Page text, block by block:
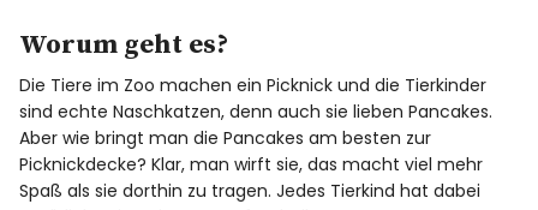
Worum geht es?
Die Tiere im Zoo machen ein Picknick und die Tierkinder
sind echte Naschkatzen, denn auch sie lieben Pancakes.
Aber wie bringt man die Pancakes am besten zur
Picknickdecke? Klar, man wirft sie, das macht viel mehr
Spaß als sie dorthin zu tragen. Jedes Tierkind hat dabei